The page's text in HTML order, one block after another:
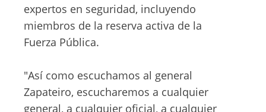
expertos en seguridad, incluyendo
miembros de la reserva activa de la
Fuerza Pública.
"Así como escuchamos al general
Zapateiro, escucharemos a cualquier
general, a cualquier oficial, a cualquier